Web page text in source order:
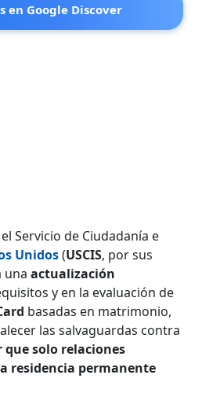
en Google Discover
Servicio de Ciudadanía e
Unidos(USCIS, por sus
unaactualización
y en la evaluación de
basadas en matrimonio,
las salvaguardas contra
solo relaciones
residencia permanente